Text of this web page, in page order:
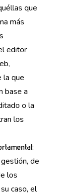
que
más
editor
la que
base a
o la
los
:
de
los
caso, el